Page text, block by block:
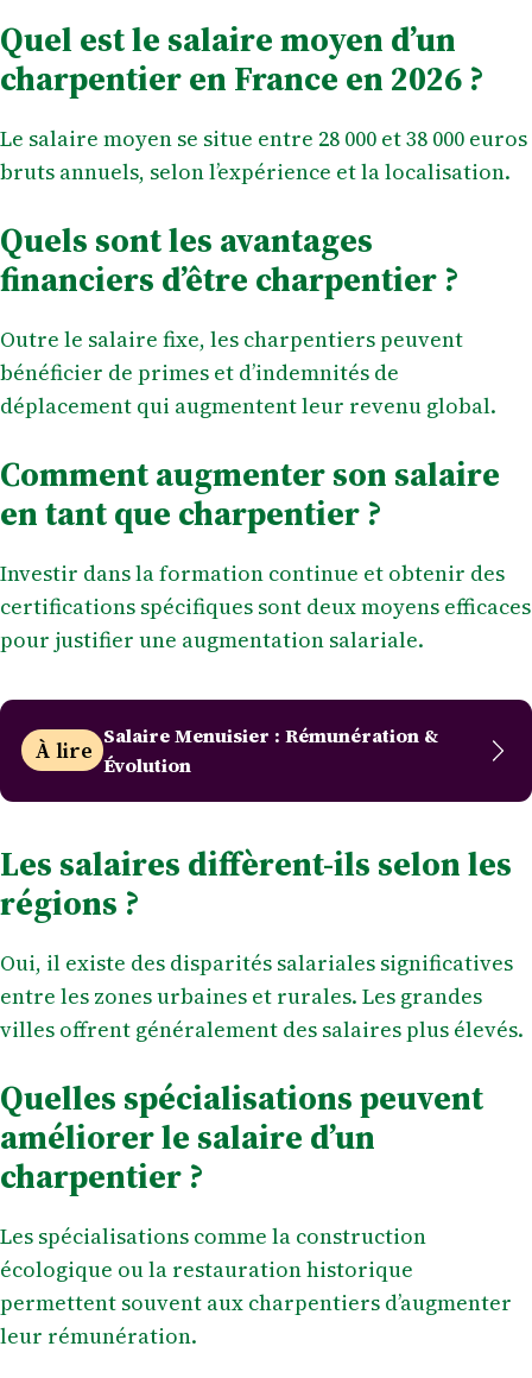
Quel est le salaire moyen d’un
charpentier en France en 2026 ?
Le salaire moyen se situe entre 28 000 et 38 000 euros
bruts annuels, selon l’expérience et la localisation.
Quels sont les avantages
financiers d’être charpentier ?
Outre le salaire fixe, les charpentiers peuvent
bénéficier de primes et d’indemnités de
déplacement qui augmentent leur revenu global.
Comment augmenter son salaire
en tant que charpentier ?
Investir dans la formation continue et obtenir des
certifications spécifiques sont deux moyens efficaces
pour justifier une augmentation salariale.
À lire Salaire Menuisier : Rémunération &
Évolution
Les salaires diffèrent-ils selon les
régions ?
Oui, il existe des disparités salariales significatives
entre les zones urbaines et rurales. Les grandes
villes offrent généralement des salaires plus élevés.
Quelles spécialisations peuvent
améliorer le salaire d’un
charpentier ?
Les spécialisations comme la construction
écologique ou la restauration historique
permettent souvent aux charpentiers d’augmenter
leur rémunération.